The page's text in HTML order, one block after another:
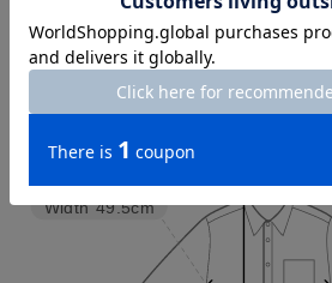
Try this item on
Width 49.5cm